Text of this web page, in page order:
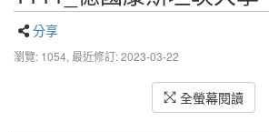
分享
瀏覽: 1054, 最近修訂: 2023-03-22
全螢幕閱讀